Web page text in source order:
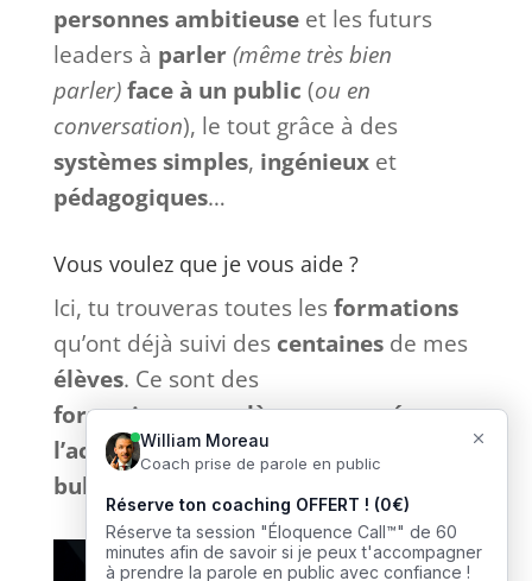
personnes ambitieuseet les futurs
leaders à parler (même très bien
parler) face à un public (ou en
conversation), le tout grâce à des
systèmes simples, ingénieuxet
pédagogiques…
Vous voulez que je vous aide ?
Ici, tu trouveras toutes lesformations
qu’ont déjà suivi des centainesde mes
élèves. Ce sont des
formationscomplètesettournéesvers
l’actionsans bla-bla inutile et
bullshit